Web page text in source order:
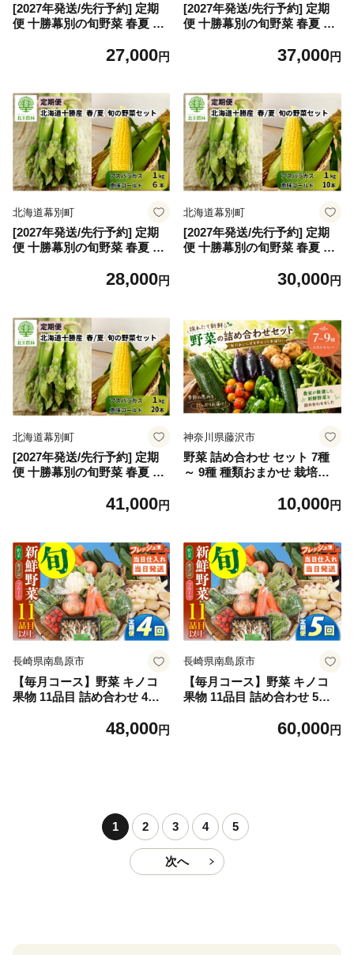
[2027年発送/先行予約] 定期
便 十勝幕別の旬野菜 春夏 2
g・とうもろこし 10本） [北
ールド とうもろこし とうき
び コーン 野菜 甘い 北海道
十勝 幕別 】[№5749-2046]
27,000円
[2027年発送/先行予約] 定期
便 十勝幕別の旬野菜 春夏 2
g・とうもろこし 20本） [北
ールド とうもろこし とうき
び コーン 野菜 甘い 北海道
十勝 幕別 】[№5749-2047]
37,000円
北海道幕別町
[2027年発送/先行予約] 定期
便 十勝幕別の旬野菜 春夏 2
g・とうもろこし 6本） [北王
ルド とうもろこし とうきび
コーン 野菜 甘い 北海道 十勝
幕別 】[№5749-2048]
28,000円
北海道幕別町
[2027年発送/先行予約] 定期
便 十勝幕別の旬野菜 春夏 2
g・とうもろこし 10本） [北
ールド とうもろこし とうき
び コーン 野菜 甘い 北海道
十勝 幕別 】[№5749-2049]
30,000円
北海道幕別町
[2027年発送/先行予約] 定期
便 十勝幕別の旬野菜 春夏 2
g・とうもろこし 20本） [北
ールド とうもろこし とうき
び コーン 野菜 甘い 北海道
十勝 幕別 】[№5749-2050]
41,000円
神奈川県藤沢市
野菜 詰め合わせ セット 7種
～ 9種 種類おまかせ 栽培期
使用 やさい yasai YASAI や
豊富 お便り 国産 旬の野菜 お
まかせ 農家直送 産地直送 10
000円 ハジまる畑 神奈川 湘
南 藤沢
10,000円
長崎県南島原市
【毎月コース】野菜 キノコ
果物 11品目 詰め合わせ 4回
48,000円
長崎県南島原市
【毎月コース】野菜 キノコ
果物 11品目 詰め合わせ 5回
60,000円
1 2 3 4 5
次へ